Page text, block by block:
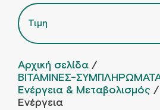
Τιμη
Αρχική σελίδα /
ΒΙΤΑΜΙΝΕΣ-
Ενέργεια & Μεταβολισμός /
Ενέργεια